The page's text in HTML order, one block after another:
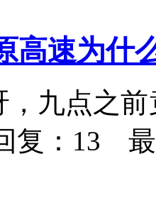
高速为什
，九点之
：13 最